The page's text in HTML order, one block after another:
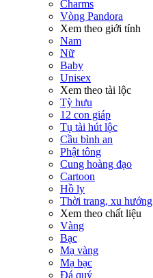
Charms
Vòng Pandora
Xem theo giới tính
Nam
Nữ
Baby
Unisex
Xem theo tài lộc
Tỳ hưu
12 con giáp
Tụ tài hút lộc
Cầu bình an
Phật tông
Cung hoàng đạo
Cartoon
Hồ ly
Thời trang, xu hướng
Xem theo chất liệu
Vàng
Bạc
Mạ vàng
Mạ bạc
Đá quý